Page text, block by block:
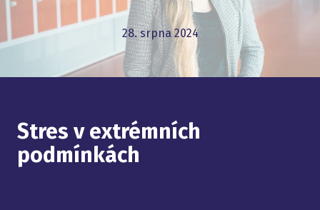
28. srpna 2024
Stres v extrémních
podmínkách